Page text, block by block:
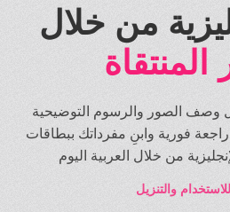
من خلال
وصف الصور والرسوم التوضيحية
فورية وابنِ مفرداتك ببطاقات